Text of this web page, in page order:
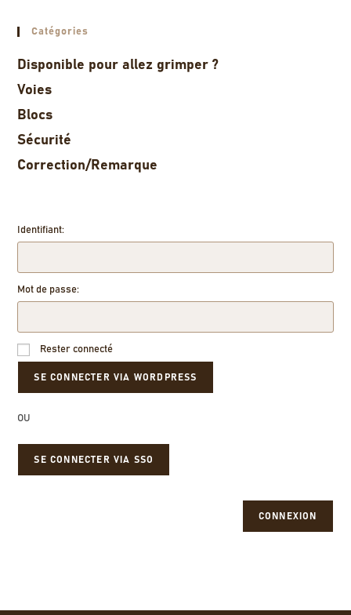
Catégories
Disponible pour allez grimper ?
Voies
Blocs
Sécurité
Correction/Remarque
Identifiant:
Mot de passe:
Rester connecté
OU
SE CONNECTER VIA SSO
CONNEXION